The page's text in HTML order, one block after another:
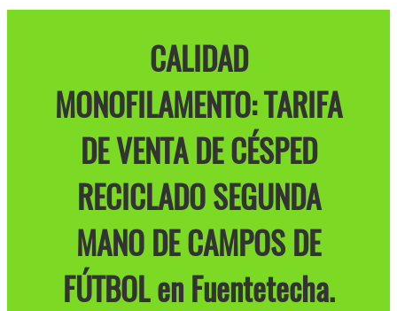
CALIDAD
MONOFILAMENTO: TARIFA
DE VENTA DE CÉSPED
RECICLADO SEGUNDA
MANO DE CAMPOS DE
FÚTBOL en Fuentetecha.